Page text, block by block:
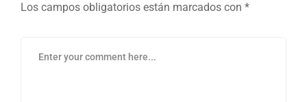
Los campos obligatorios están marcados con *